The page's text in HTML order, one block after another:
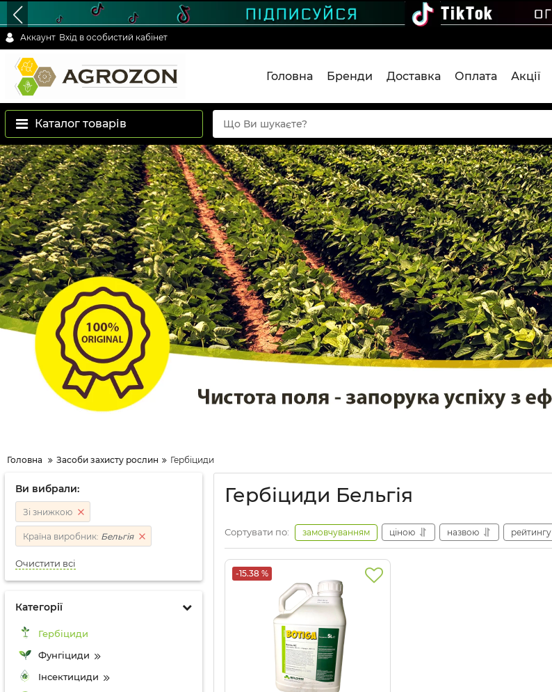
Аккаунт Вхід в особистий кабінет
Головна Бренди Доставка Оплата Акції
Каталог товарів
Головна Засоби захисту рослин Гербіциди
Ви вибрали:
Зі знижкою
Країна виробник: Бельгія
Очистити всі
Категорії
Гербіциди
Фунгіциди
Інсектициди
Гербіциди Бельгія
Сортувати по: замовчуванням ціною назвою рейтингу
-15.38 %